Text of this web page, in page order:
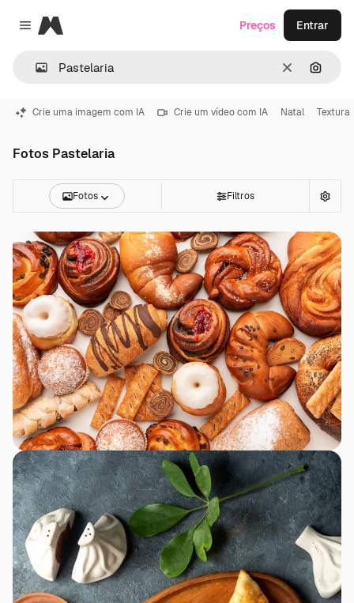
Close menu
Magnific
Limpar
Preços Entrar
Crie uma imagem com IA Crie um vídeo com IA Natal Textura
Fotos Pastelaria
Fotos Filtros